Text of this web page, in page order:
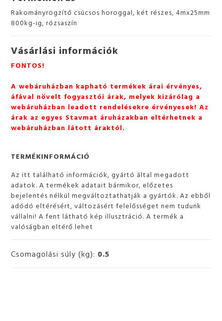
Rakományrögzítő csúcsos horoggal, két részes, 4mx25mm
800kg-ig, rózsaszín
Vásárlási információk
FONTOS!
A webáruházban kapható termékek árai érvényes,
áfával növelt fogyasztói árak, melyek kizárólag a
webáruházban leadott rendelésekre érvényesek! Az
árak az egyes Stavmat áruházakban eltérhetnek a
webáruházban látott áraktól.
TERMÉKINFORMÁCIÓ
Az itt található információk, gyártó által megadott
adatok. A termékek adatait bármikor, előzetes
bejelentés nélkül megváltoztathatják a gyártók. Az ebből
adódó eltérésért, változásért felelősséget nem tudunk
vállalni! A fent látható kép illusztráció. A termék a
valóságban eltérő lehet
Csomagolási súly (kg): 0.5